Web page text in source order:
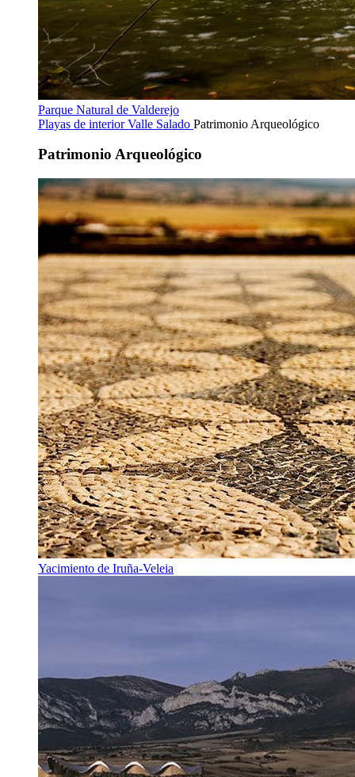
Parque Natural de Valderejo
Playas de interiorValle Salado Patrimonio Arqueológico
Patrimonio Arqueológico
Yacimiento de Iruña-Veleia